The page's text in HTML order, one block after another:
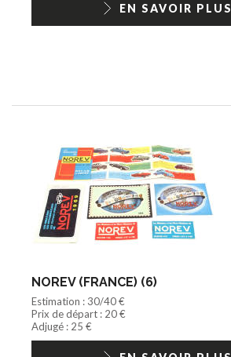
EN SAVOIR PLUS
NOREV (FRANCE) (6)
Estimation : 30/40 €
Prix de départ : 20 €
Adjugé : 25 €